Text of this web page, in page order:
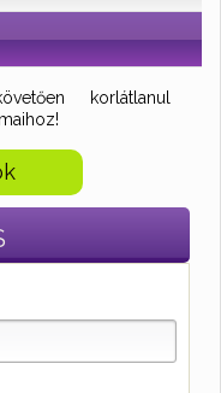
korlátlanul